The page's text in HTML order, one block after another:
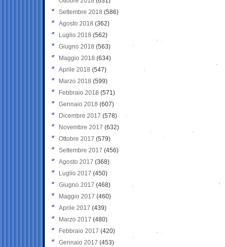
Settembre 2018 (586)
Agosto 2018 (362)
Luglio 2018 (562)
Giugno 2018 (563)
Maggio 2018 (634)
Aprile 2018 (547)
Marzo 2018 (599)
Febbraio 2018 (571)
Gennaio 2018 (607)
Dicembre 2017 (578)
Novembre 2017 (632)
Ottobre 2017 (579)
Settembre 2017 (456)
Agosto 2017 (368)
Luglio 2017 (450)
Giugno 2017 (468)
Maggio 2017 (460)
Aprile 2017 (439)
Marzo 2017 (480)
Febbraio 2017 (420)
Gennaio 2017 (453)